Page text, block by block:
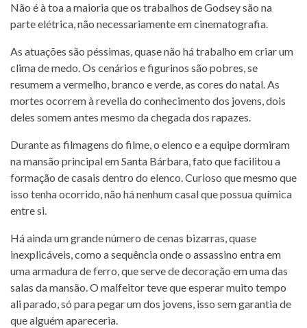
Não é à toa a maioria que os trabalhos de Godsey são na
parte elétrica, não necessariamente em cinematografia.
As atuações são péssimas, quase não há trabalho em criar um
clima de medo. Os cenários e figurinos são pobres, se
resumem a vermelho, branco e verde, as cores do natal. As
mortes ocorrem à revelia do conhecimento dos jovens, dois
deles somem antes mesmo da chegada dos rapazes.
Durante as filmagens do filme, o elenco e a equipe dormiram
na mansão principal em Santa Bárbara, fato que facilitou a
formação de casais dentro do elenco. Curioso que mesmo que
isso tenha ocorrido, não há nenhum casal que possua química
entre si.
Há ainda um grande número de cenas bizarras, quase
inexplicáveis, como a sequência onde o assassino entra em
uma armadura de ferro, que serve de decoração em uma das
salas da mansão. O malfeitor teve que esperar muito tempo
ali parado, só para pegar um dos jovens, isso sem garantia de
que alguém apareceria.